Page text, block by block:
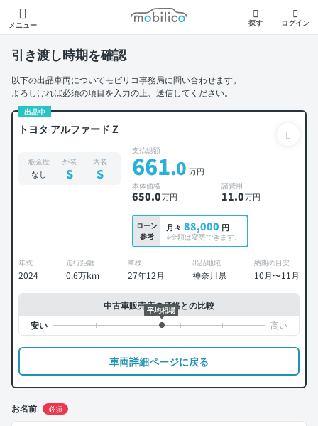
メニュー
モビリコ
探す ログイン
引き渡し時期を確認
以下の出品車両についてモビリコ事務局に問い合わせます。
よろしければ必須の項目を入力の上、送信してください。
出品中
トヨタ アルファード Z
板金歴
なし
外装
S
内装
S
支払総額
661.0 万円
本体価格
650.0万円
諸費用
11.0万円
ローン
参考
月々 88,000 円
※金額は変更できます。
年式
2024
走行距離
0.6万km
車検
27年12月
出品地域
神奈川県
納期の目安
10月〜11月
中古車販売店の価格との比較
平均相場
車両詳細ページに戻る
お名前 必須